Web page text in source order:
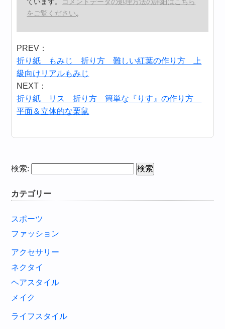
をご覧ください。
PREV：
折り紙 もみじ 折り方 難しい紅葉の作り方 上
級向けリアルもみじ
NEXT：
折り紙 リス 折り方 簡単な『りす』の作り方
平面＆立体的な栗鼠
検索:
カテゴリー
スポーツ
ファッション
アクセサリー
ネクタイ
ヘアスタイル
メイク
ライフスタイル